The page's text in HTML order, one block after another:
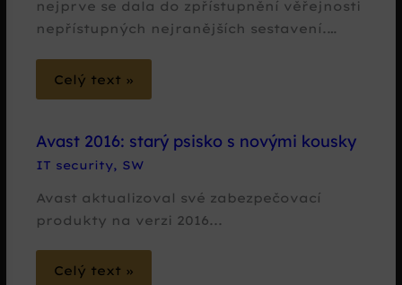
nejprve se dala do zpřístupnění věřejnosti
nepřístupných nejranějších sestavení.…
Celý text »
Avast 2016: starý psisko s novými kousky
IT security, SW
Avast aktualizoval své zabezpečovací
produkty na verzi 2016...
Celý text »